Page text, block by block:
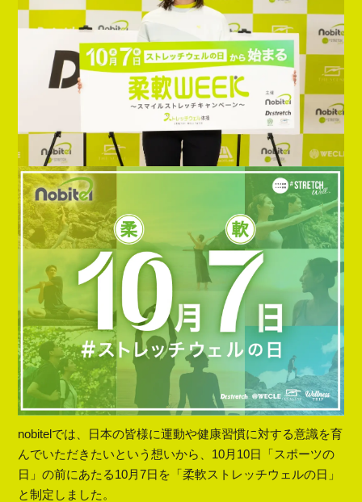
nobitelでは、日本の皆様に運動や健康習慣に対する意識を育
んでいただきたいという想いから、10月10日「スポーツの
日」の前にあたる10月7日を「柔軟ストレッチウェルの日」
と制定しました。